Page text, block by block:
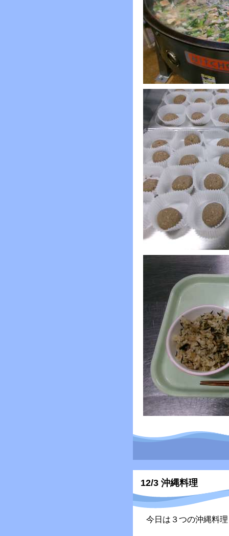
12/3 沖縄料理
今日は３つの沖縄料